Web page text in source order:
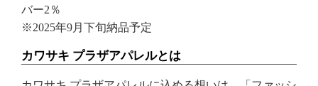
バー2％
※2025年9月下旬納品予定
カワサキ プラザアパレルとは